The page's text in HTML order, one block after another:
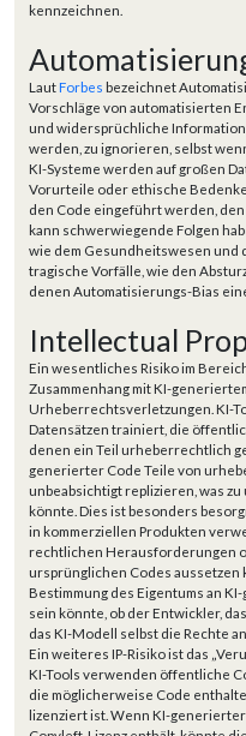
kennzeichnen.
LautForbes bezeichnet
Vorschläge von automatisierten
und widersprüchliche
werden, zu ignorieren, selbst
KI-Systeme werden auf großen
Vorurteile oder ethische
den Code eingeführt werden,
kann schwerwiegende Folgen
wie dem Gesundheitswesen und
tragische Vorfälle, wie den
denen Automatisierungs-Bias
Intellectual
Ein wesentliches Risiko im
Zusammenhang mit KI-
Urheberrechtsverletzungen. KI-
Datensätzen trainiert, die
denen ein Teil urheberrechtlich
generierter Code Teile von
unbeabsichtigt replizieren, was
könnte. Dies ist besonders
in kommerziellen Produkten
rechtlichen Herausforderungen
ursprünglichen Codes aussetzen
Bestimmung des Eigentums an
sein könnte, ob der Entwickler,
das KI-Modell selbst die Rechte
Ein weiteres IP-Risiko ist das
KI-Tools verwenden öffentliche
die möglicherweise Code
lizenziert ist. Wenn KI-